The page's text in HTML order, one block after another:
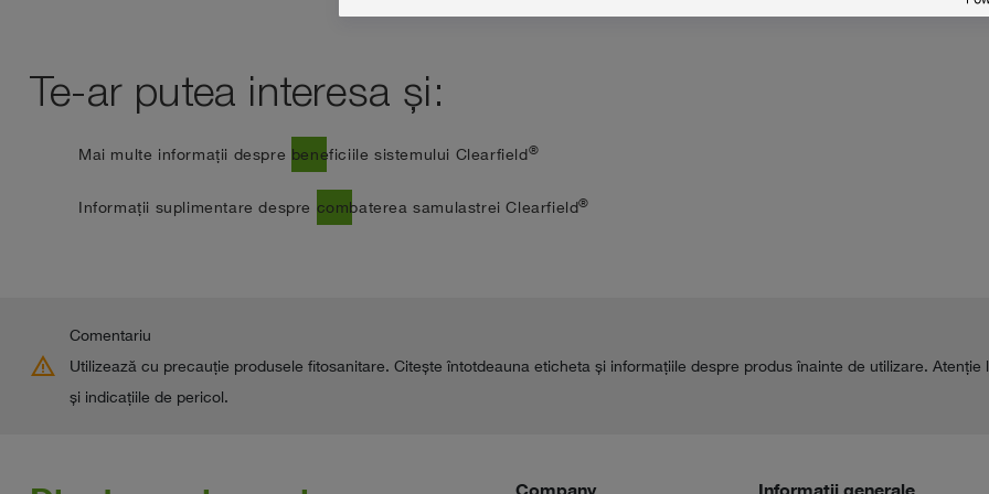
Te-ar putea interesa și:
Mai multe informații despre beneficiile sistemului Clearfield®
Informații suplimentare despre combaterea samulastrei Clearfield®
warning
Comentariu
Utilizează cu precauţie produsele fitosanitare. Citește întotdeauna eticheta şi informaţiile despre produs înainte de utilizare. Atenţie
şi indicaţiile de pericol.
Company Informații generale